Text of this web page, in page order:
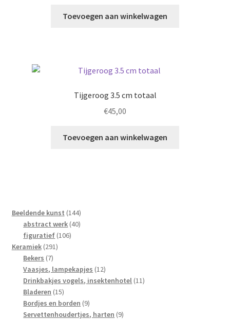
Toevoegen aan winkelwagen
Tijgeroog 3.5 cm totaal
€45,00
Toevoegen aan winkelwagen
Beeldende kunst 144144
producten
abstract werk 4040
figuratief 106106
Keramiek 291291
Bekers 77
producten
Vaasjes, lampekapjes 1212
producten
Drinkbakjes vogels, insektenhotel 1111
Bladeren 1515
producten
Bordjes en borden 99
producten
Servettenhoudertjes, harten 99